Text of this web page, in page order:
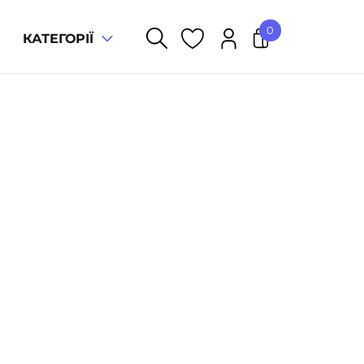
КАТЕГОРІЇ
0
У кошику немає товарів.